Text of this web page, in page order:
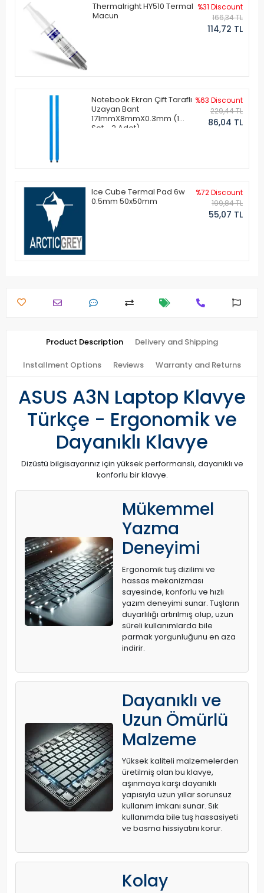
Thermalright HY510 Termal
Macun
%31 Discount
166,34 TL
114,72 TL
Notebook Ekran Çift Taraflı
Uzayan Bant
171mmX8mmX0.3mm (1
Set - 2 Adet)
%63 Discount
229,44 TL
86,04 TL
Ice Cube Termal Pad 6w
0.5mm 50x50mm
%72 Discount
199,84 TL
55,07 TL
Product Description Delivery and Shipping
Installment Options Reviews Warranty and Returns
ASUS A3N Laptop Klavye
Türkçe - Ergonomik ve
Dayanıklı Klavye
Dizüstü bilgisayarınız için yüksek performanslı, dayanıklı ve
konforlu bir klavye.
Mükemmel
Yazma
Deneyimi
Ergonomik tuş dizilimi ve
hassas mekanizması
sayesinde, konforlu ve hızlı
yazım deneyimi sunar. Tuşların
duyarlılığı artırılmış olup, uzun
süreli kullanımlarda bile
parmak yorgunluğunu en aza
indirir.
Dayanıklı ve
Uzun Ömürlü
Malzeme
Yüksek kaliteli malzemelerden
üretilmiş olan bu klavye,
aşınmaya karşı dayanıklı
yapısıyla uzun yıllar sorunsuz
kullanım imkanı sunar. Sık
kullanımda bile tuş hassasiyeti
ve basma hissiyatını korur.
Kolay